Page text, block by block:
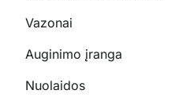
Vazonai
Auginimo įranga
Nuolaidos